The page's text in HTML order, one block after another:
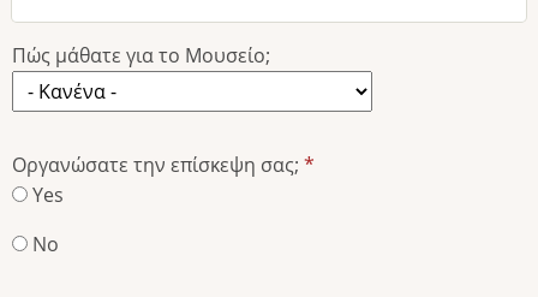
Πώς μάθατε για το Μουσείο;
Πώς
μάθατε
το
Μουσείο;
Οργανώσατε την επίσκεψη σας;
Yes
No